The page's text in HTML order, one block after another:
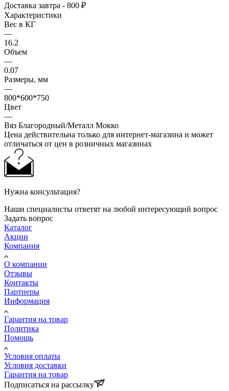
Доставка завтра - 800 ₽
Характеристики
Вес в КГ
—
16.2
Объем
—
0.07
Размеры, мм
—
800*600*750
Цвет
—
Вяз Благородный/Металл Мокко
Цена действительна только для интернет-магазина и может
отличаться от цен в розничных магазинах
Нужна консультация?
Наши специалисты ответят на любой интересующий вопрос
Задать вопрос
Каталог
Акции
Компания
О компании
Отзывы
Контакты
Партнеры
Информация
Гарантия на товар
Политика
Помощь
Условия оплаты
Условия доставки
Гарантия на товар
Подписаться на рассылку